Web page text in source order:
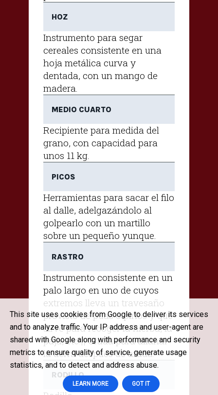
HOZ
Instrumento para segar
cereales consistente en una
hoja metálica curva y
dentada, con un mango de
madera.
MEDIO CUARTO
Recipiente para medida del
grano, con capacidad para
unos 11 kg.
PICOS
Herramientas para sacar el filo
al dalle, adelgazándolo al
golpearlo con un martillo
sobre un pequeño yunque.
RASTRO
Instrumento consistente en un
palo largo en uno de cuyos
extremos lleva un travesaño
provisto de púas o pinos y que
sirve para recoger la hierba, la
paja, etc.|| Grada para allanar
la tierra después de arada.
RODILLO
This site uses cookies from Google to deliver its services
and to analyze traffic. Your IP address and user-agent are
shared with Google along with performance and security
metrics to ensure quality of service, generate usage
statistics, and to detect and address abuse.
LEARN MORE GOT IT